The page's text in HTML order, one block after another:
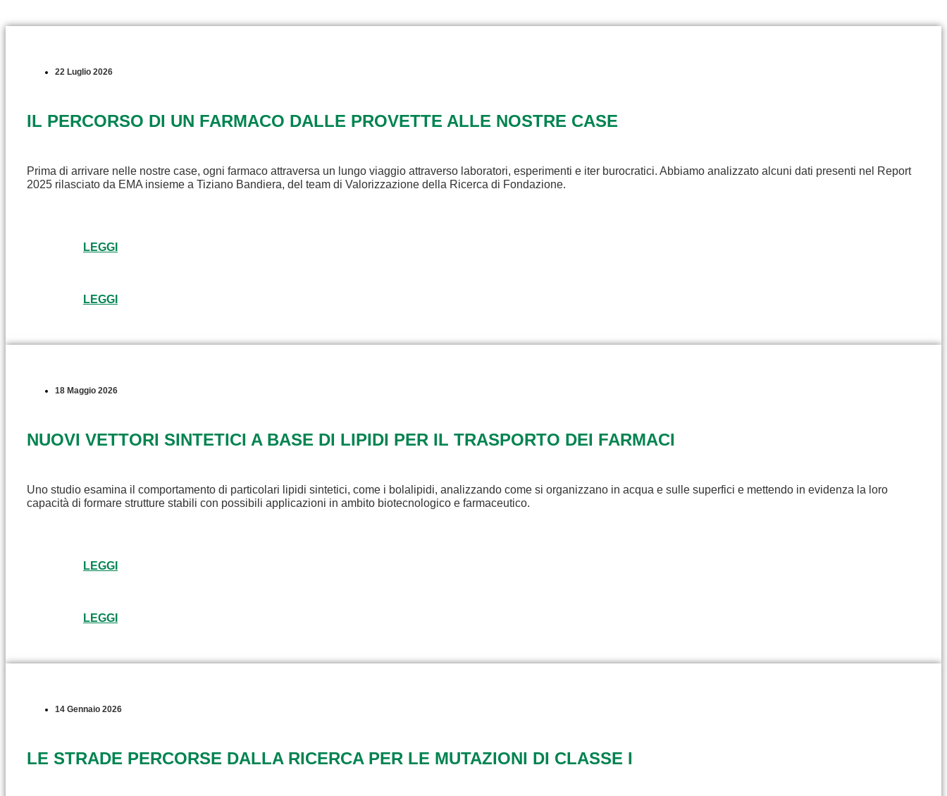
22 Luglio 2026
IL PERCORSO DI UN FARMACO DALLE PROVETTE ALLE NOSTRE CASE
Prima di arrivare nelle nostre case, ogni farmaco attraversa un lungo viaggio attraverso laboratori, esperimenti e iter burocratici. Abbiamo analizzato alcuni dati presenti nel Report
2025 rilasciato da EMA insieme a Tiziano Bandiera, del team di Valorizzazione della Ricerca di Fondazione.
LEGGI
LEGGI
18 Maggio 2026
NUOVI VETTORI SINTETICI A BASE DI LIPIDI PER IL TRASPORTO DEI FARMACI
Uno studio esamina il comportamento di particolari lipidi sintetici, come i bolalipidi, analizzando come si organizzano in acqua e sulle superfici e mettendo in evidenza la loro
capacità di formare strutture stabili con possibili applicazioni in ambito biotecnologico e farmaceutico.
LEGGI
LEGGI
14 Gennaio 2026
LE STRADE PERCORSE DALLA RICERCA PER LE MUTAZIONI DI CLASSE I